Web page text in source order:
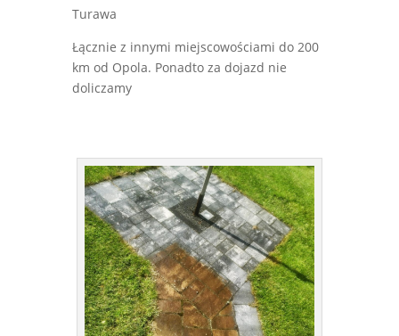
Turawa
Łącznie z innymi miejscowościami do 200
km od Opola. Ponadto za dojazd nie
doliczamy